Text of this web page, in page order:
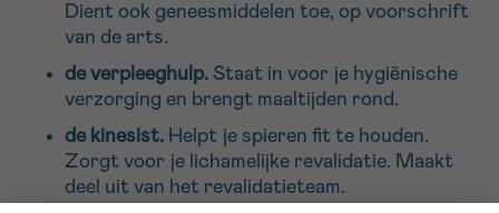
Dient ook geneesmiddelen toe, op voorschrift
van de arts.
de verpleeghulp. Staat in voor je hygiënische
verzorging en brengt maaltijden rond.
de kinesist. Helpt je spieren fit te houden.
Zorgt voor je lichamelijke revalidatie. Maakt
deel uit van het revalidatieteam.